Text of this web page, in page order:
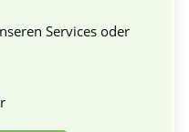
Services oder